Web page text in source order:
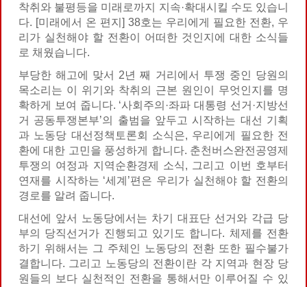
착취와 불평등을 미래로까지 지속·확대시킬 수도 있습니
다. [미래에서 온 편지] 38호는 우리에게 필요한 전환, 우
리가 실천해야 할 전환이 어떠한 것인지에 대한 소식들
로 채웠습니다.
부당한 해고에 맞서 2년 째 거리에서 투쟁 중인 당원의
목소리는 이 위기와 착취의 근본 원인이 무엇인지를 명
확하게 보여 줍니다. ‘사회주의·좌파 대통령 선거·지방선
거 공동투쟁본부’의 출범을 앞두고 시작하는 대선 기획
과 노동당 대선정책토론회 소식은, 우리에게 필요한 전
환에 대한 고민을 풍성하게 합니다. 춘천버스완전공영제
투쟁의 여정과 지역순환경제 소식, 그리고 이번 호부터
연재를 시작하는 ‘세계’편은 우리가 실천해야 할 전환의
경로를 알려 줍니다.
대선에 앞서 노동당에서는 차기 대표단 선거와 각급 당
부의 당직선거가 진행되고 있기도 합니다. 체제를 전환
하기 위해서는 그 주체인 노동당의 전환 또한 필수불가
결합니다. 그리고 노동당의 전환이란 각 지역과 현장 당
원들의 보다 실천적인 전환을 통해서만 이루어질 수 있